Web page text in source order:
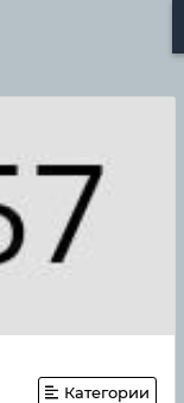
Категории